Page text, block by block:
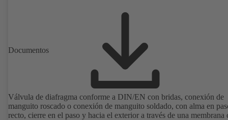
Documentos
Válvula de diafragma conforme a DIN/EN con bridas, conexión de
manguito roscado o conexión de manguito soldado, con alma en
recto, cierre en el paso y hacia el exterior a través de una membrana